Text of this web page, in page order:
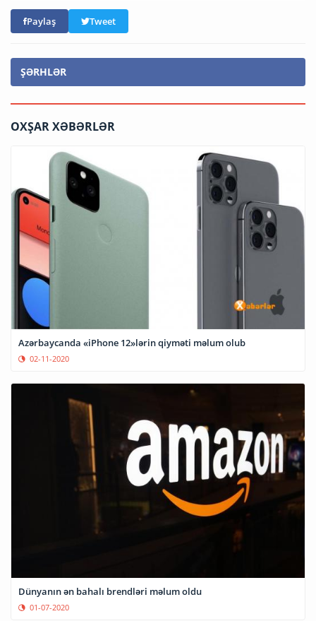
Paylaş Tweet
ŞƏRHLƏR
OXŞAR XƏBƏRLƏR
Azərbaycanda «iPhone 12»lərin qiyməti məlum olub
02-11-2020
Dünyanın ən bahalı brendləri məlum oldu
01-07-2020